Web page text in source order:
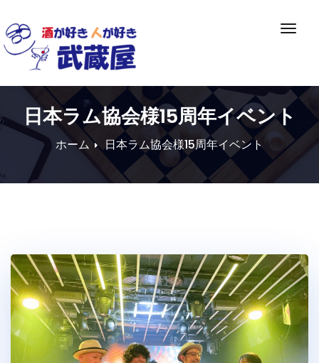
to
content
ナ
ー
シ
ョ
ン
切
り
替
日本ラム協会様15周年イベント
ホーム 日本ラム協会様15周年イベント